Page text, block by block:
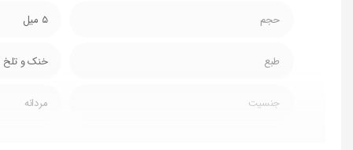
جهت آشنایی شما با رایحه و کیفیت محصول، ما امکان
برای خرید باتل ١٠٠ میل
حجم ٥ میل
طبع خنک و تلخ
جنسیت مردانه